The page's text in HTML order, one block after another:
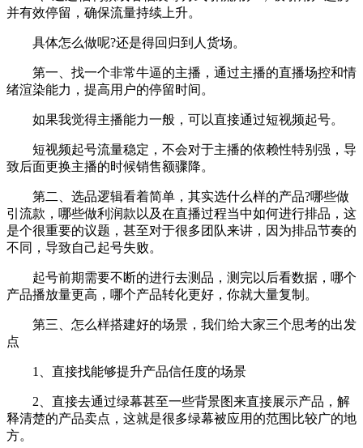
并有效停留，确保流量持续上升。
具体怎么做呢?还是得回归到人货场。
第一、找一个非常牛逼的主播，通过主播的直播场控和情
绪渲染能力，提高用户的停留时间。
如果我觉得主播能力一般，可以直接通过短视频起号。
短视频起号流量稳定，不会对于主播的依赖性特别强，导
致后面更换主播的时候销售额骤降。
第二、选品逻辑看着简单，其实选什么样的产品?哪些做
引流款，哪些做利润款以及在直播过程当中如何进行排品，这
是个很重要的议题，甚至对于很多团队来讲，因为排品节奏的
不同，导致自己起号失败。
起号前期需要不断的进行去测品，测完以后看数据，哪个
产品播放量更高，哪个产品转化更好，你就大量复制。
第三、怎么样搭建好的场景，我们给大家三个思考的出发
点
1、直接找能够提升产品信任度的场景
2、直接去通过绿幕甚至一些背景图来直接展示产品，解
释清楚的产品卖点，这就是很多绿幕被应用的范围比较广的地
方。